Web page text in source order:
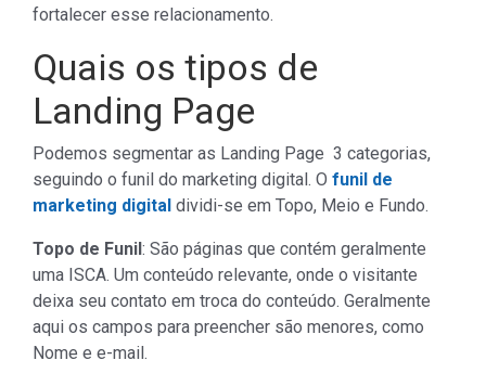
fortalecer esse relacionamento.
Quais os tipos de
Landing Page
Podemos segmentar as Landing Page 3 categorias,
seguindo o funil do marketing digital. O funil de
marketing digital dividi-se em Topo, Meio e Fundo.
Topo de Funil : São páginas que contém geralmente
uma ISCA. Um conteúdo relevante, onde o visitante
deixa seu contato em troca do conteúdo. Geralmente
aqui os campos para preencher são menores, como
Nome e e-mail.